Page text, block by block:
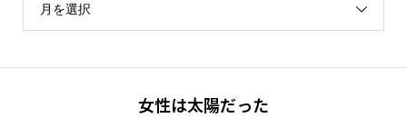
月を選択
女性は太陽だった